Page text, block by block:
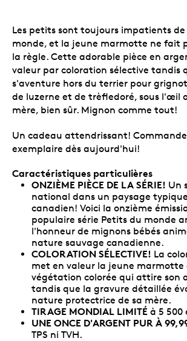
Les petits sont toujours impatients de
monde, et la jeune marmotte ne fait
la règle. Cette adorable pièce en
valeur par coloration sélective tandis
s'aventure hors du terrier pour
de luzerne et de trèfledoré, sous l'œil
mère, bien sûr. Mignon comme tout!
Un cadeau attendrissant!
exemplaire dès aujourd'hui!
Caractéristiques particulières
ONZIÈME PIÈCE DE LA SÉRIE! Un
national dans un paysage
canadien! Voici la onzième
populaire série Petits du monde
l'honneur de mignons bébés
nature sauvage canadienne.
COLORATION SÉLECTIVE! La
met en valeur la jeune marmotte
végétation colorée qui attire son
tandis que la gravure détaillée
nature protectrice de sa mère.
TIRAGE MONDIAL LIMITÉ à 5 500
UNE ONCE D'ARGENT PUR À
TPS ni TVH.